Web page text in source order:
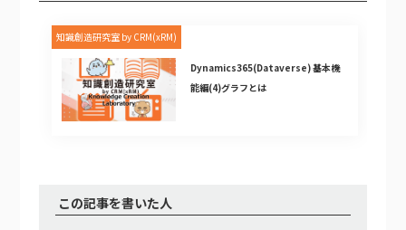
知識創造研究室 by CRM(xRM)
Dynamics365(Dataverse) 基本機
能編(4)グラフとは
この記事を書いた人